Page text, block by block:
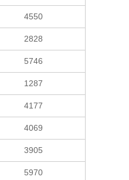
4550
2828
5746
1287
4177
4069
3905
5970